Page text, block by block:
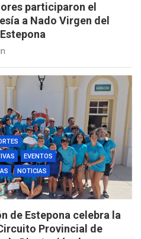
participaron el
a Nado Virgen del
EVENTOS
NOTICIAS
de Estepona celebra la
Provincial de